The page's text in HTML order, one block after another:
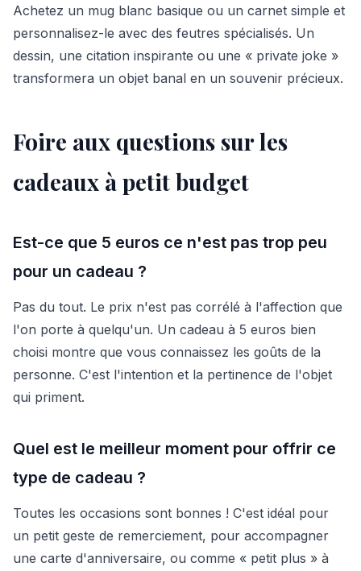
Achetez un mug blanc basique ou un carnet simple et
personnalisez-le avec des feutres spécialisés. Un
dessin, une citation inspirante ou une « private joke »
transformera un objet banal en un souvenir précieux.
Foire aux questions sur les
cadeaux à petit budget
Est-ce que 5 euros ce n'est pas trop peu
pour un cadeau ?
Pas du tout. Le prix n'est pas corrélé à l'affection que
l'on porte à quelqu'un. Un cadeau à 5 euros bien
choisi montre que vous connaissez les goûts de la
personne. C'est l'intention et la pertinence de l'objet
qui priment.
Quel est le meilleur moment pour offrir ce
type de cadeau ?
Toutes les occasions sont bonnes ! C'est idéal pour
un petit geste de remerciement, pour accompagner
une carte d'anniversaire, ou comme « petit plus » à